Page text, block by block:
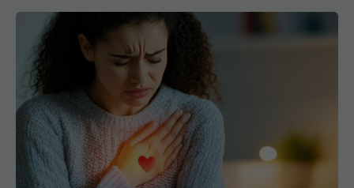
Infarct sau atac de panică? Cum să faci
diferența
27 ian 2026, 15:01